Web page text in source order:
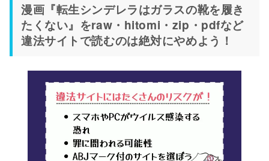
漫画『転生シンデレラはガラスの靴を履き
たくない』をraw・hitomi・zip・pdfなど
違法サイトで読むのは絶対にやめよう！